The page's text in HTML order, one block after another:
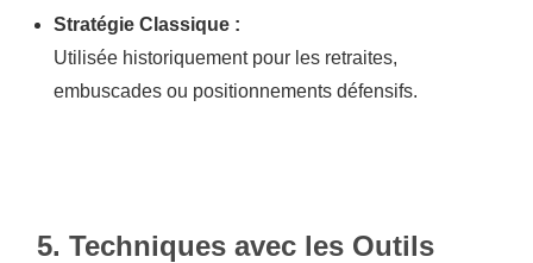
Stratégie Classique :
Utilisée historiquement pour les retraites,
embuscades ou positionnements défensifs.
5. Techniques avec les Outils